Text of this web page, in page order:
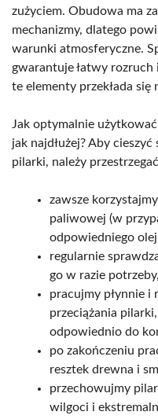
zużyciem. Obudowa ma
mechanizmy, dlatego
warunki atmosferyczne.
gwarantuje łatwy rozruch
te elementy przekłada się
Jak optymalnie użytkować
jak najdłużej? Aby
pilarki, należy
zawsze
paliwowej (w
odpowiedniego
regularnie
go w razie potrzeby,
pracujmy płynnie i
przeciążania
odpowiednio do
po zakończeniu
resztek drewna i
przechowujmy
wilgoci i